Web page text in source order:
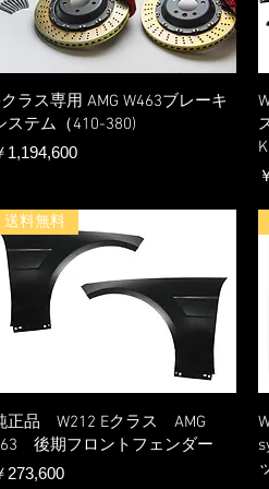
クラス専用 AMG W463ブレーキ
ステム（410-380)
格
1,194,600
送料無料
正品 W212 Eクラス AMG
後期フロントフェンダー
格
273,600